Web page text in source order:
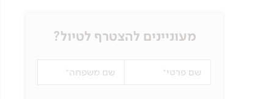
מעוניינים להצטרף לטיול?
שם פרטי שם משפחה